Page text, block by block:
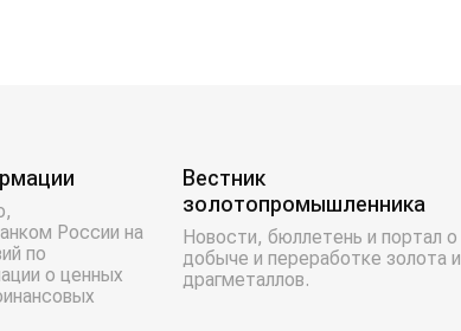
России на
по
о ценных
Вестник
золотопромышленника
Новости, бюллетень и портал о
добыче и переработке золота и
драгметаллов.